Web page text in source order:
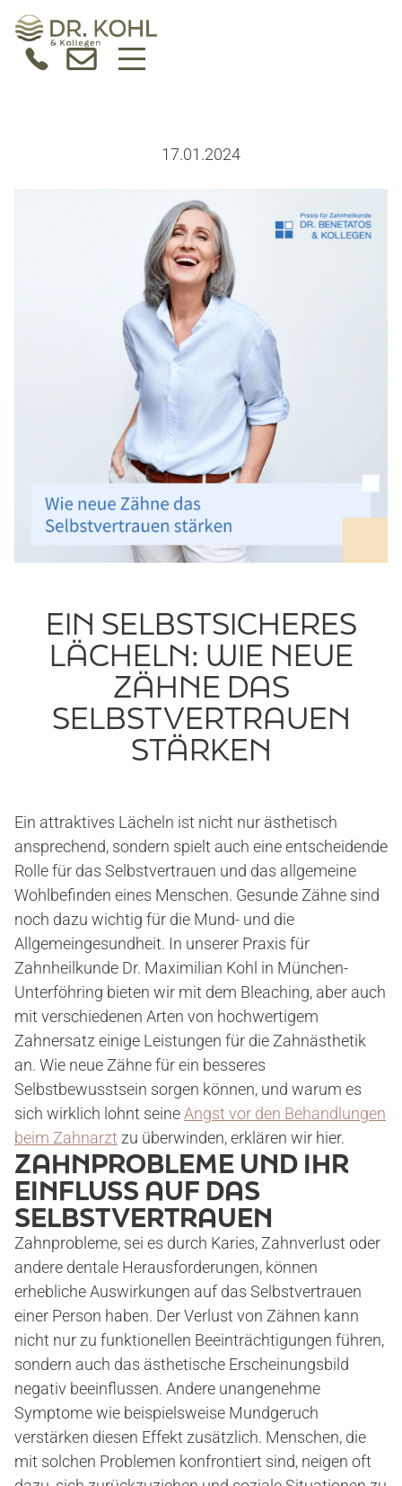
START
PRAXIS
DR. MAXIMILIAN KOHL
17.01.2024
EIN SELBSTSICHERES
LÄCHELN: WIE NEUE
ZÄHNE DAS
SELBSTVERTRAUEN
STÄRKEN
Ein attraktives Lächeln ist nicht nur ästhetisch
ansprechend, sondern spielt auch eine entscheidende
Rolle für das Selbstvertrauen und das allgemeine
Wohlbefinden eines Menschen. Gesunde Zähne sind
noch dazu wichtig für die Mund- und die
Allgemeingesundheit. In unserer Praxis für
Zahnheilkunde Dr. Maximilian Kohl in München-
Unterföhring bieten wir mit dem Bleaching, aber auch
mit verschiedenen Arten von hochwertigem
Zahnersatz einige Leistungen für die Zahnästhetik
an. Wie neue Zähne für ein besseres
Selbstbewusstsein sorgen können, und warum es
sich wirklich lohnt seineAngst vor den Behandlungen
beim Zahnarzt zu überwinden, erklären wir hier.
ZAHNPROBLEME UND IHR
EINFLUSS AUF DAS
SELBSTVERTRAUEN
Zahnprobleme, sei es durch Karies, Zahnverlust oder
andere dentale Herausforderungen, können
erhebliche Auswirkungen auf das Selbstvertrauen
einer Person haben. Der Verlust von Zähnen kann
nicht nur zu funktionellen Beeinträchtigungen führen,
sondern auch das ästhetische Erscheinungsbild
negativ beeinflussen. Andere unangenehme
Symptome wie beispielsweise Mundgeruch
verstärken diesen Effekt zusätzlich. Menschen, die
mit solchen Problemen konfrontiert sind, neigen oft